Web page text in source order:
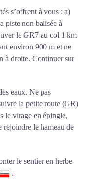
s’offrent à vous : a)
piste non balisée à
le GR7 au col 1 km
environ 900 m et ne
à droite. Continuer sur
eaux. Ne pas
la petite route (GR)
le virage en épingle,
rejoindre le hameau de
le sentier en herbe
.